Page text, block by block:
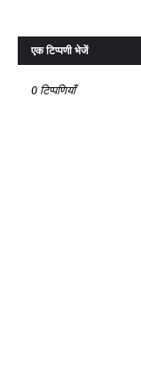
एक टिप्पणी भेजें
0 टिप्पणियाँ